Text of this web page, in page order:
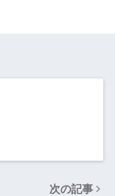
次の記事